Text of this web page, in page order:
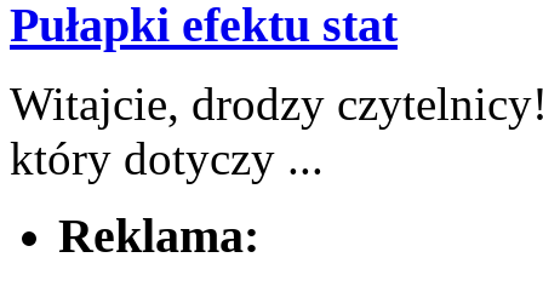
Pułapki efektu stat
Witajcie, drodzy
który ⁢dotyczy ...
Reklama: